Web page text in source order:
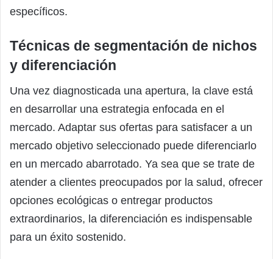
específicos.
Técnicas de segmentación de nichos
y diferenciación
Una vez diagnosticada una apertura, la clave está
en desarrollar una estrategia enfocada en el
mercado. Adaptar sus ofertas para satisfacer a un
mercado objetivo seleccionado puede diferenciarlo
en un mercado abarrotado. Ya sea que se trate de
atender a clientes preocupados por la salud, ofrecer
opciones ecológicas o entregar productos
extraordinarios, la diferenciación es indispensable
para un éxito sostenido.